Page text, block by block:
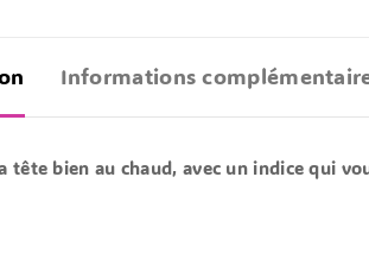
Informations
bien au chaud, avec un indice qui